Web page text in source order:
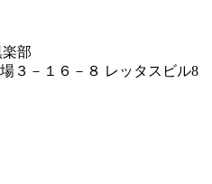
部
３－１６－８ レッタスビル8